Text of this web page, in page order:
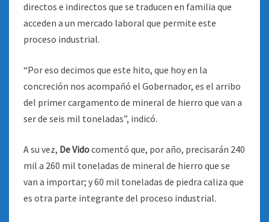
directos e indirectos que se traducen en familia que
acceden a un mercado laboral que permite este
proceso industrial.
“Por eso decimos que este hito, que hoy en la
concreción nos acompañó el Gobernador, es el arribo
del primer cargamento de mineral de hierro que van a
ser de seis mil toneladas”, indicó.
A su vez, De Vidocomentó que, por año, precisarán 240
mil a 260 mil toneladas de mineral de hierro que se
van a importar; y 60 mil toneladas de piedra caliza que
es otra parte integrante del proceso industrial.